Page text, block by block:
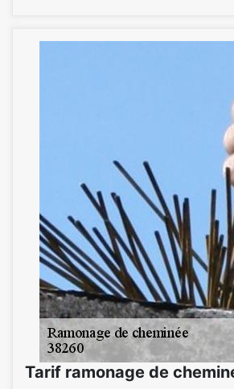
Tarif ramonage de